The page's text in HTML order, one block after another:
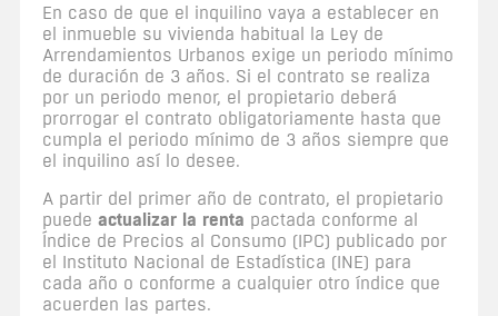
En caso de que el inquilino vaya a establecer en
el inmueble su vivienda habitual la Ley de
Arrendamientos Urbanos exige un periodo mínimo
de duración de 3 años. Si el contrato se realiza
por un periodo menor, el propietario deberá
prorrogar el contrato obligatoriamente hasta que
cumpla el periodo mínimo de 3 años siempre que
el inquilino así lo desee.
A partir del primer año de contrato, el propietario
puedeactualizar la renta pactada conforme al
Índice de Precios al Consumo (IPC) publicado por
el Instituto Nacional de Estadística (INE) para
cada año o conforme a cualquier otro índice que
acuerden las partes.